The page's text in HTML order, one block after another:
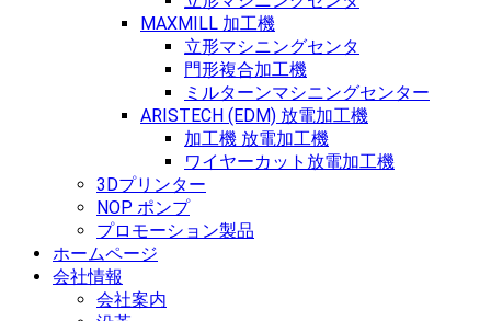
MAXMILL 加工機
立形マシニングセンタ
門形複合加工機
ミルターンマシニングセンター
ARISTECH (EDM) 放電加工機
加工機 放電加工機
ワイヤーカット放電加工機
3Dプリンター
NOP ポンプ
プロモーション製品
ホームページ
会社情報
会社案内